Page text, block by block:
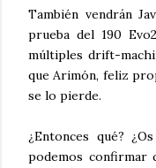
También vendrán
prueba del 190
múltiples drift-
que Arimón, feliz
se lo pierde.
¿Entonces qué?
podemos confirmar